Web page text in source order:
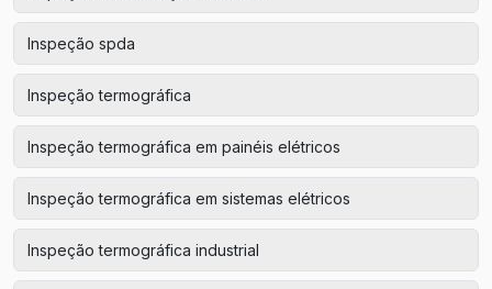
Inspeção spda
Inspeção termográfica
Inspeção termográfica em painéis elétricos
Inspeção termográfica em sistemas elétricos
Inspeção termográfica industrial